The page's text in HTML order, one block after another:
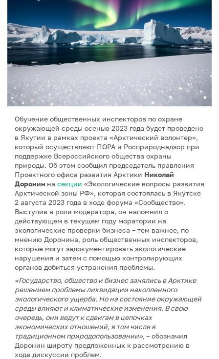
Обучение общественных инспекторов по охране
окружающей среды осенью 2023 года будет проведено
в Якутии в рамках проекта «Арктический волонтер»,
который осуществляют ПОРА и Росприроднадзор при
поддержке Всероссийского общества охраны
природы. Об этом сообщил председатель правления
Проектного офиса развития Арктики Николай
Доронин на секции «Экологические вопросы развития
Арктической зоны РФ», которая состоялась в Якутске
2 августа 2023 года в ходе форума «Сообщество».
Выступив в роли модератора, он напомнил о
действующем в текущем году моратории на
экологические проверки бизнеса – тем важнее, по
мнению Доронина, роль общественных инспекторов,
которые могут задокументировать экологические
нарушения и затем с помощью контролирующих
органов добиться устранения проблемы.
«Государство, общество и бизнес занялись в Арктике
решением проблемы ликвидации накопленного
экологического ущерба. Но на состояние окружающей
среды влияют и климатические изменения. В свою
очередь, они ведут к сдвигам в цепочках
экономических отношений, в том числе в
традиционном природопользовании», – обозначил
Доронин широту предложенных к рассмотрению в
ходе дискуссии проблем.